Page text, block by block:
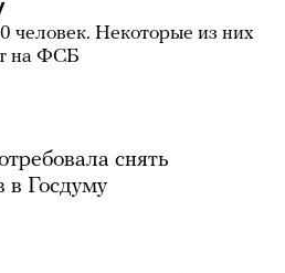
человек. Некоторые из них
на ФСБ
снять
в Госдуму